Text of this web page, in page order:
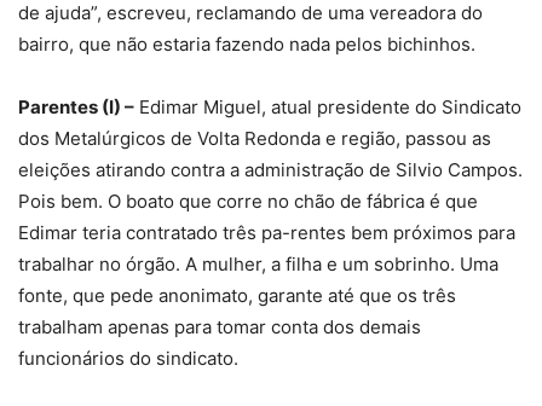
de ajuda”, escreveu, reclamando de uma vereadora do
bairro, que não estaria fazendo nada pelos bichinhos.
Parentes (I) – Edimar Miguel, atual presidente do Sindicato
dos Metalúrgicos de Volta Redonda e região, passou as
eleições atirando contra a administração de Silvio Campos.
Pois bem. O boato que corre no chão de fábrica é que
Edimar teria contratado três pa-rentes bem próximos para
trabalhar no órgão. A mulher, a filha e um sobrinho. Uma
fonte, que pede anonimato, garante até que os três
trabalham apenas para tomar conta dos demais
funcionários do sindicato.